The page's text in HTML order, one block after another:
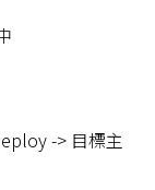
-> 目標主